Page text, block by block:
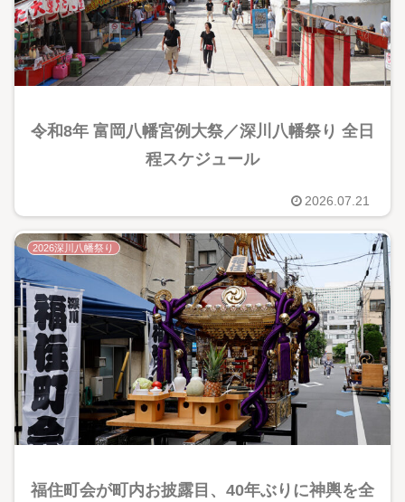
令和8年 富岡八幡宮例大祭／深川八幡祭り 全日
程スケジュール
2026.07.21
2026深川八幡祭り
福住町会が町内お披露目、40年ぶりに神輿を全